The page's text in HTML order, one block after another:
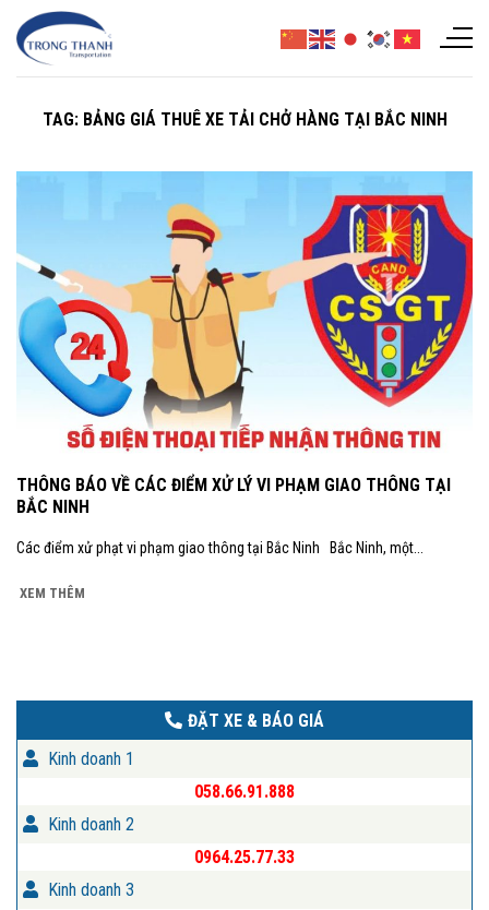
Chuyển
đến
TAG: BẢNG GIÁ THUÊ XE TẢI CHỞ HÀNG TẠI BẮC NINH
THÔNG BÁO VỀ CÁC ĐIỂM XỬ LÝ VI PHẠM GIAO THÔNG TẠI
BẮC NINH
Các điểm xử phạt vi phạm giao thông tại Bắc Ninh Bắc Ninh, một...
XEM THÊM
ĐẶT XE & BÁO GIÁ
Kinh doanh 1
058.66.91.888
Kinh doanh 2
0964.25.77.33
Kinh doanh 3